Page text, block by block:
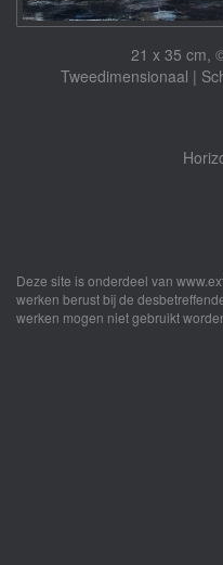
21 x 35 cm,
Tweedimensionaal |
Deze site is onderdeel van
werken berust bij de
werken mogen niet gebruikt